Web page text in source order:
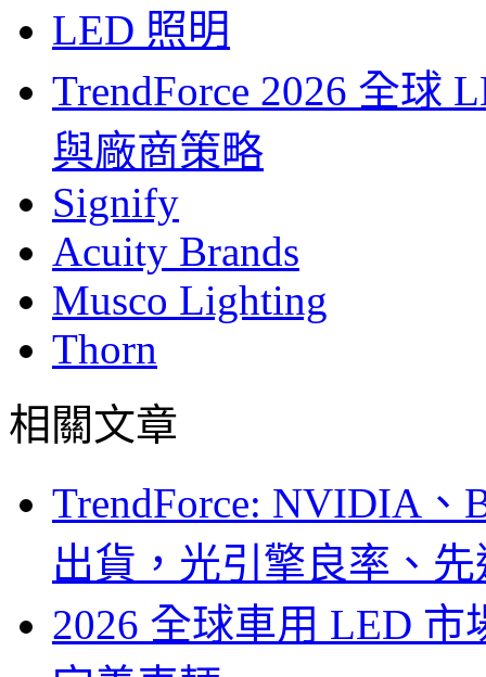
LED 照明
TrendForce 2026 全球
與廠商策略
Signify
Acuity Brands
Musco Lighting
Thorn
相關文章
TrendForce: NVIDIA、
出貨，光引擎良率、
2026 全球車用 LED